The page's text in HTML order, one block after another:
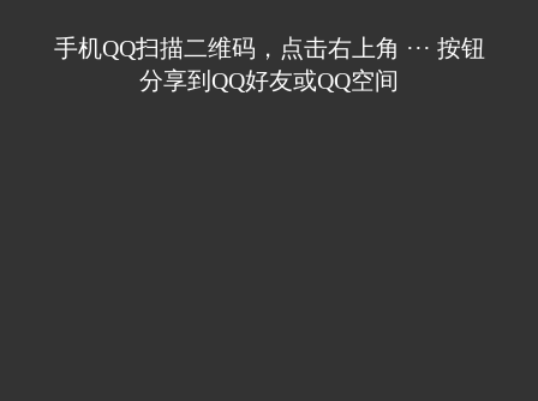
手机QQ扫描二维码，点击右上角 ··· 按钮
分享到QQ好友或QQ空间